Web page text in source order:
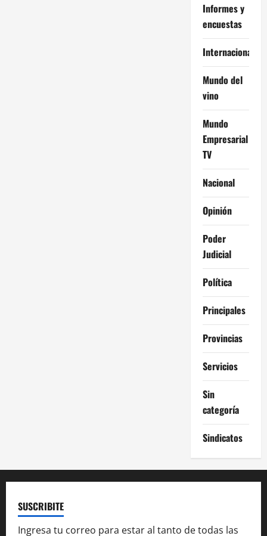
Informes y
encuestas
Internacional
Mundo del
vino
Mundo
Empresarial
TV
Nacional
Opinión
Poder
Judicial
Política
Principales
Provincias
Servicios
Sin
categoría
Sindicatos
SUSCRIBITE
Ingresa tu correo para estar al tanto de todas las